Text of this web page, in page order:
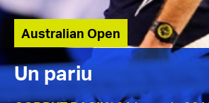
Australian Open
Un pariu